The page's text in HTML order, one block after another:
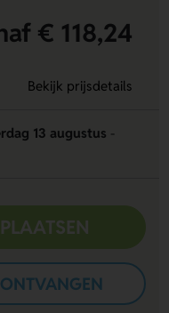
€ 118,24
Bekijk prijsdetails
13 augustus
ONTVANGEN